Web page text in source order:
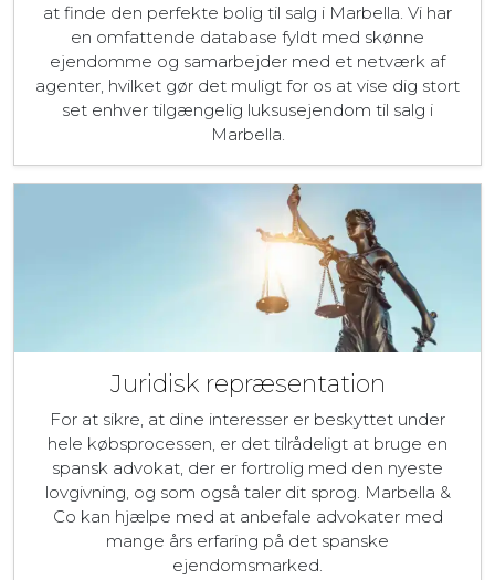
at finde den perfekte bolig til salg i Marbella. Vi har
en omfattende database fyldt med skønne
ejendomme og samarbejder med et netværk af
agenter, hvilket gør det muligt for os at vise dig stort
set enhver tilgængelig luksusejendom til salg i
Marbella.
Juridisk repræsentation
For at sikre, at dine interesser er beskyttet under
hele købsprocessen, er det tilrådeligt at bruge en
spansk advokat, der er fortrolig med den nyeste
lovgivning, og som også taler dit sprog. Marbella &
Co kan hjælpe med at anbefale advokater med
mange års erfaring på det spanske
ejendomsmarked.